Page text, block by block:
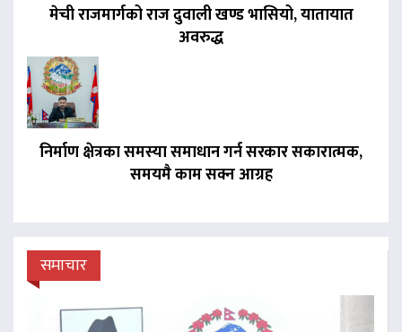
मेची राजमार्गको राज दुवाली खण्ड भासियो, यातायात
अवरुद्ध
निर्माण क्षेत्रका समस्या समाधान गर्न सरकार सकारात्मक,
समयमै काम सक्न आग्रह
समाचार